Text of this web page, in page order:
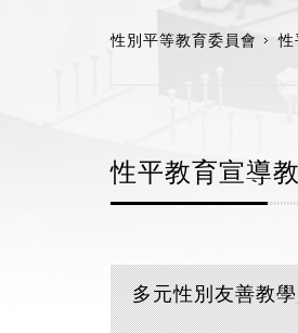
性別平等教育委員會 性
性平教育宣導
多元性別友善教